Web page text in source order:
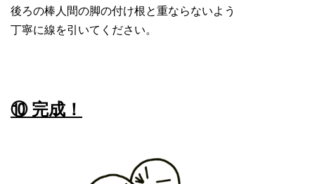
後ろの棒人間の脚の付け根と重ならないよう
丁寧に線を引いてください。
⑩ 完成！